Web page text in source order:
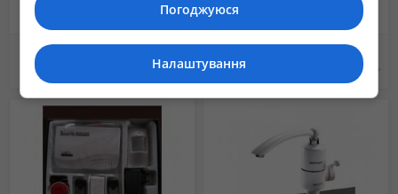
45 $ 4 000 грн.
Погоджуюся
Налаштування